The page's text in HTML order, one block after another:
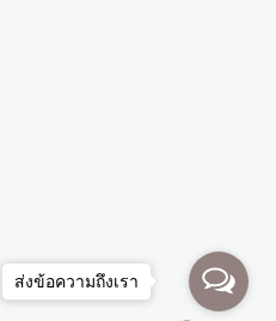
ส่งข้อความถึงเรา